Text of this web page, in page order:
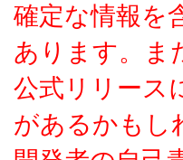
確定な情報を
あります。ま
公式リリース
があるかもし